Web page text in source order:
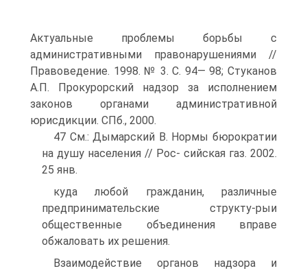
Актуальные проблемы борьбы с
административными правонарушениями //
Правоведение. 1998. № 3. С. 94— 98; Стуканов
А.П. Прокурорский надзор за исполнением
законов органами административной
юрисдикции. СПб., 2000.
47 См.: Дымарский В. Нормы бюрократии
на душу населения // Рос- сийская газ. 2002.
25 янв.
куда любой гражданин, различные
предпринимательские структу-рыи
общественные объединения вправе
обжаловать их решения.
Взаимодействие органов надзора и